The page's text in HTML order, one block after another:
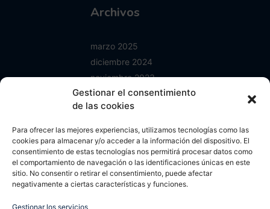
Gestionar el consentimiento
de las cookies
Para ofrecer las mejores experiencias, utilizamos tecnologías como las
cookies para almacenar y/o acceder a la información del dispositivo. El
consentimiento de estas tecnologías nos permitirá procesar datos como
el comportamiento de navegación o las identificaciones únicas en este
sitio. No consentir o retirar el consentimiento, puede afectar
negativamente a ciertas características y funciones.
Gestionar los servicios
Archivos
marzo 2025
diciembre 2024
noviembre 2023
junio 2023
enero 2023
abril 2022
octubre 2021
septiembre 2021
agosto 2021